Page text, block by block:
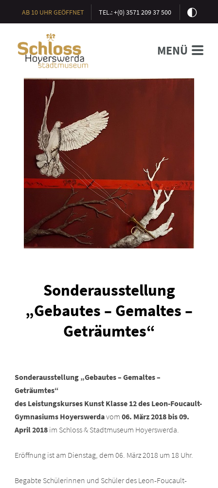
AB 10 UHR GEÖFFNET TEL.: +(0) 3571 209 37 500
MENÜ
Sonderausstellung
„Gebautes – Gemaltes –
Geträumtes“
Sonderausstellung „Gebautes – Gemaltes –
Geträumtes“
des Leistungskurses Kunst Klasse 12 des Leon-Foucault-
Gymnasiums Hoyerswerdavom 06. März 2018 bis 09.
April 2018 im Schloss & Stadtmuseum Hoyerswerda.
Eröffnung ist am Dienstag, dem 06. März 2018 um 18 Uhr.
Begabte Schülerinnen und Schüler des Leon-Foucault-